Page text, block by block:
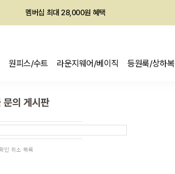
멤버십 최대 28,000원 혜택
원피스/수트 라운지웨어/베이직 등원룩/상하복
문의 게시판
인 취소 목록